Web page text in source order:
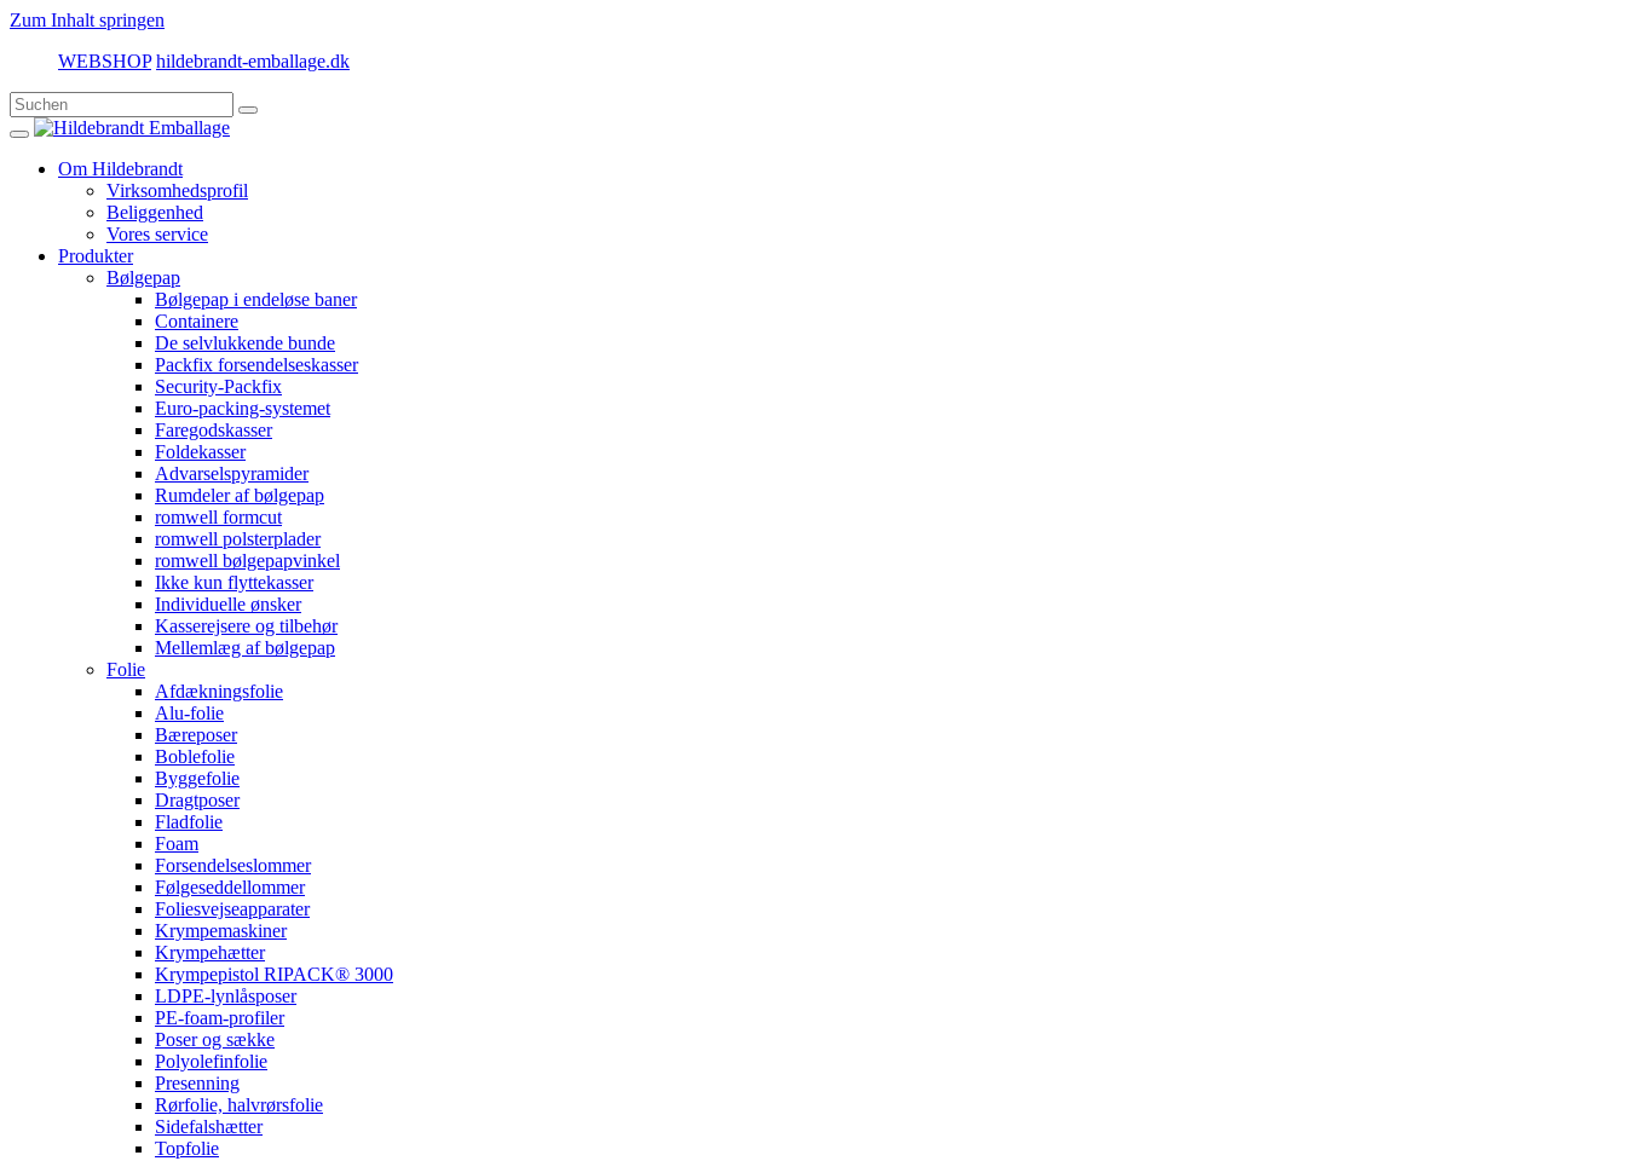
Zum Inhalt springen
WEBSHOP hildebrandt-emballage.dk
Om Hildebrandt
Virksomhedsprofil
Beliggenhed
Vores service
Produkter
Bølgepap
Bølgepap i endeløse baner
Containere
De selvlukkende bunde
Packfix forsendelseskasser
Security-Packfix
Euro-packing-systemet
Faregodskasser
Foldekasser
Advarselspyramider
Rumdeler af bølgepap
romwell formcut
romwell polsterplader
romwell bølgepapvinkel
Ikke kun flyttekasser
Individuelle ønsker
Kasserejsere og tilbehør
Mellemlæg af bølgepap
Folie
Afdækningsfolie
Alu-folie
Bæreposer
Boblefolie
Byggefolie
Dragtposer
Fladfolie
Foam
Forsendelseslommer
Følgeseddellommer
Foliesvejseapparater
Krympemaskiner
Krympehætter
Krympepistol RIPACK® 3000
LDPE-lynlåsposer
PE-foam-profiler
Poser og sække
Polyolefinfolie
Presenning
Rørfolie, halvrørsfolie
Sidefalshætter
Topfolie